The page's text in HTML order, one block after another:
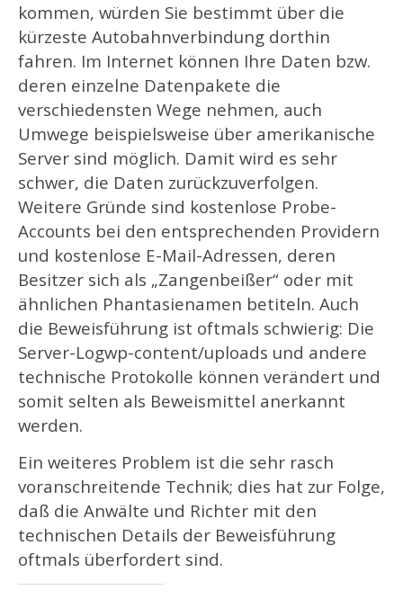
kommen, würden Sie bestimmt über die
kürzeste Autobahnverbindung dorthin
fahren. Im Internet können Ihre Daten bzw.
deren einzelne Datenpakete die
verschiedensten Wege nehmen, auch
Umwege beispielsweise über amerikanische
Server sind möglich. Damit wird es sehr
schwer, die Daten zurückzuverfolgen.
Weitere Gründe sind kostenlose Probe-
Accounts bei den entsprechenden Providern
und kostenlose E-Mail-Adressen, deren
Besitzer sich als „Zangenbeißer“ oder mit
ähnlichen Phantasienamen betiteln. Auch
die Beweisführung ist oftmals schwierig: Die
Server-Logwp-content/uploads und andere
technische Protokolle können verändert und
somit selten als Beweismittel anerkannt
werden.
Ein weiteres Problem ist die sehr rasch
voranschreitende Technik; dies hat zur Folge,
daß die Anwälte und Richter mit den
technischen Details der Beweisführung
oftmals überfordert sind.